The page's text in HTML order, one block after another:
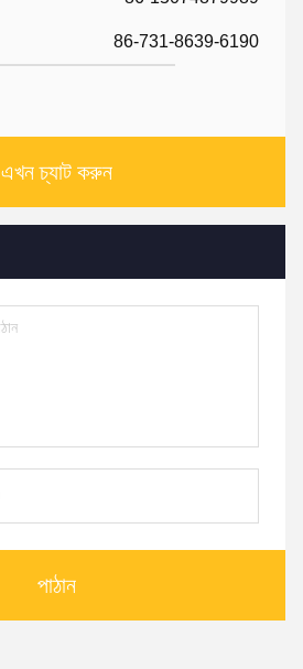
86-731-8639-6190
এখন চ্যাট করুন
পাঠান